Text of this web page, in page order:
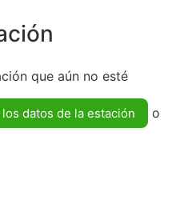
que aún no esté
los datos de la estación
o